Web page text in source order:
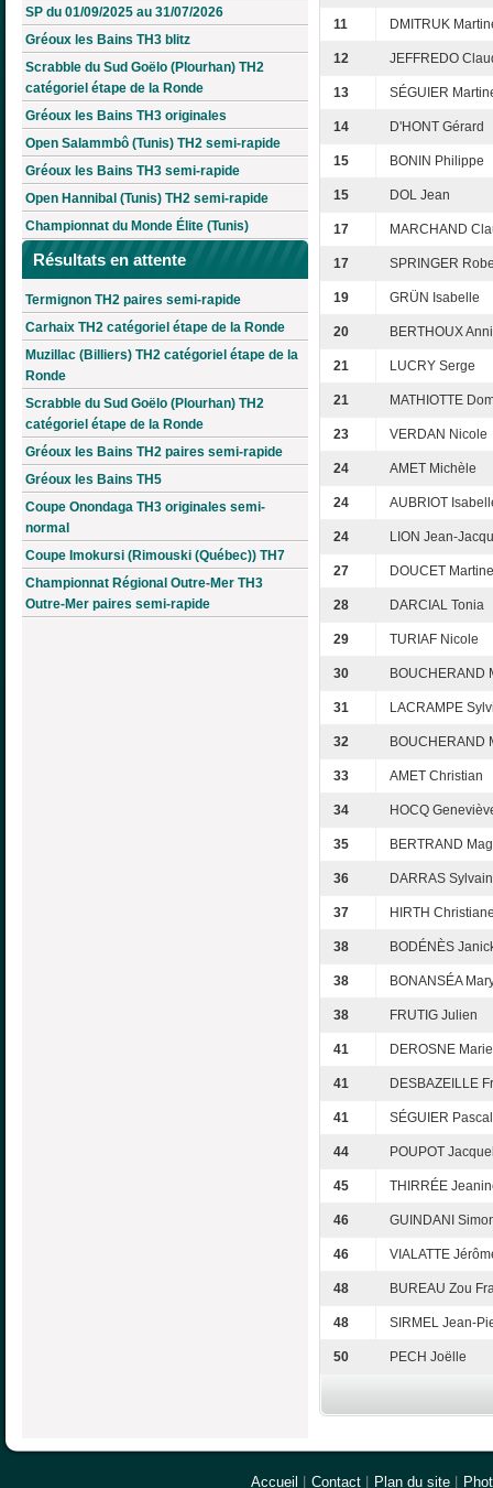
SP du 01/09/2025 au 31/07/2026
Gréoux les Bains TH3 blitz
Scrabble du Sud Goëlo (Plourhan) TH2
catégoriel étape de la Ronde
Gréoux les Bains TH3 originales
Open Salammbô (Tunis) TH2 semi-rapide
Gréoux les Bains TH3 semi-rapide
Open Hannibal (Tunis) TH2 semi-rapide
Championnat du Monde Élite (Tunis)
Résultats en attente
Termignon TH2 paires semi-rapide
Carhaix TH2 catégoriel étape de la Ronde
Muzillac (Billiers) TH2 catégoriel étape de la
Ronde
Scrabble du Sud Goëlo (Plourhan) TH2
catégoriel étape de la Ronde
Gréoux les Bains TH2 paires semi-rapide
Gréoux les Bains TH5
Coupe Onondaga TH3 originales semi-
normal
Coupe Imokursi (Rimouski (Québec)) TH7
Championnat Régional Outre-Mer TH3
Outre-Mer paires semi-rapide
11 DMITRUK
12 JEFFREDO
13 SÉGUIER
14 D'HONT Gérard
15 BONIN Philippe
15 DOL Jean
17 MARCHAND
17 SPRINGER
19 GRÜN Isabelle
20 BERTHOUX
21 LUCRY Serge
21 MATHIOTTE
23 VERDAN Nicole
24 AMET Michèle
24 AUBRIOT
24 LION Jean-
27 DOUCET Martine
28 DARCIAL Tonia
29 TURIAF Nicole
30 BOUCHERAND
31 LACRAMPE
32 BOUCHERAND
33 AMET Christian
34 HOCQ
35 BERTRAND
36 DARRAS
37 HIRTH
38 BODÉNÈS
38 BONANSÉA
38 FRUTIG Julien
41 DEROSNE
41 DESBAZEILLE
41 SÉGUIER Pascal
44 POUPOT
45 THIRRÉE
46 GUINDANI
46 VIALATTE
48 BUREAU Zou
48 SIRMEL Jean-
50 PECH Joëlle
Accueil Contact Plan du site